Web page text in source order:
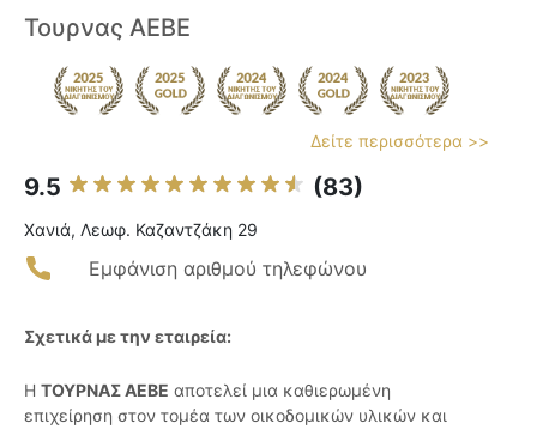
Τουρνας ΑΕΒΕ
Δείτε περισσότερα >>
9.5 (83)
Χανιά, Λεωφ. Καζαντζάκη 29
Εμφάνιση αριθμού τηλεφώνου
Σχετικά με την εταιρεία:
Η ΤΟΥΡΝΑΣ ΑΕΒΕ αποτελεί μια καθιερωμένη
επιχείρηση στον τομέα των οικοδομικών υλικών και